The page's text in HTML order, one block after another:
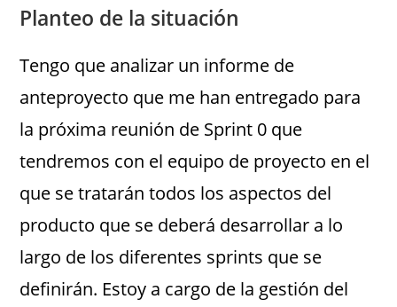
Planteo de la situación
Tengo que analizar un informe de
anteproyecto que me han entregado para
la próxima reunión de Sprint 0 que
tendremos con el equipo de proyecto en el
que se tratarán todos los aspectos del
producto que se deberá desarrollar a lo
largo de los diferentes sprints que se
definirán. Estoy a cargo de la gestión del